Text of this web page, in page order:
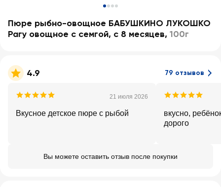
Пюре рыбно-овощное БАБУШКИНО ЛУКОШКО
Рагу овощное с семгой, с 8 месяцев, 100г
4.9 79 отзывов
21 июля 2026
Вкусное детское пюре с рыбой
вкусно,
дорого
Вы можете оставить отзыв после покупки